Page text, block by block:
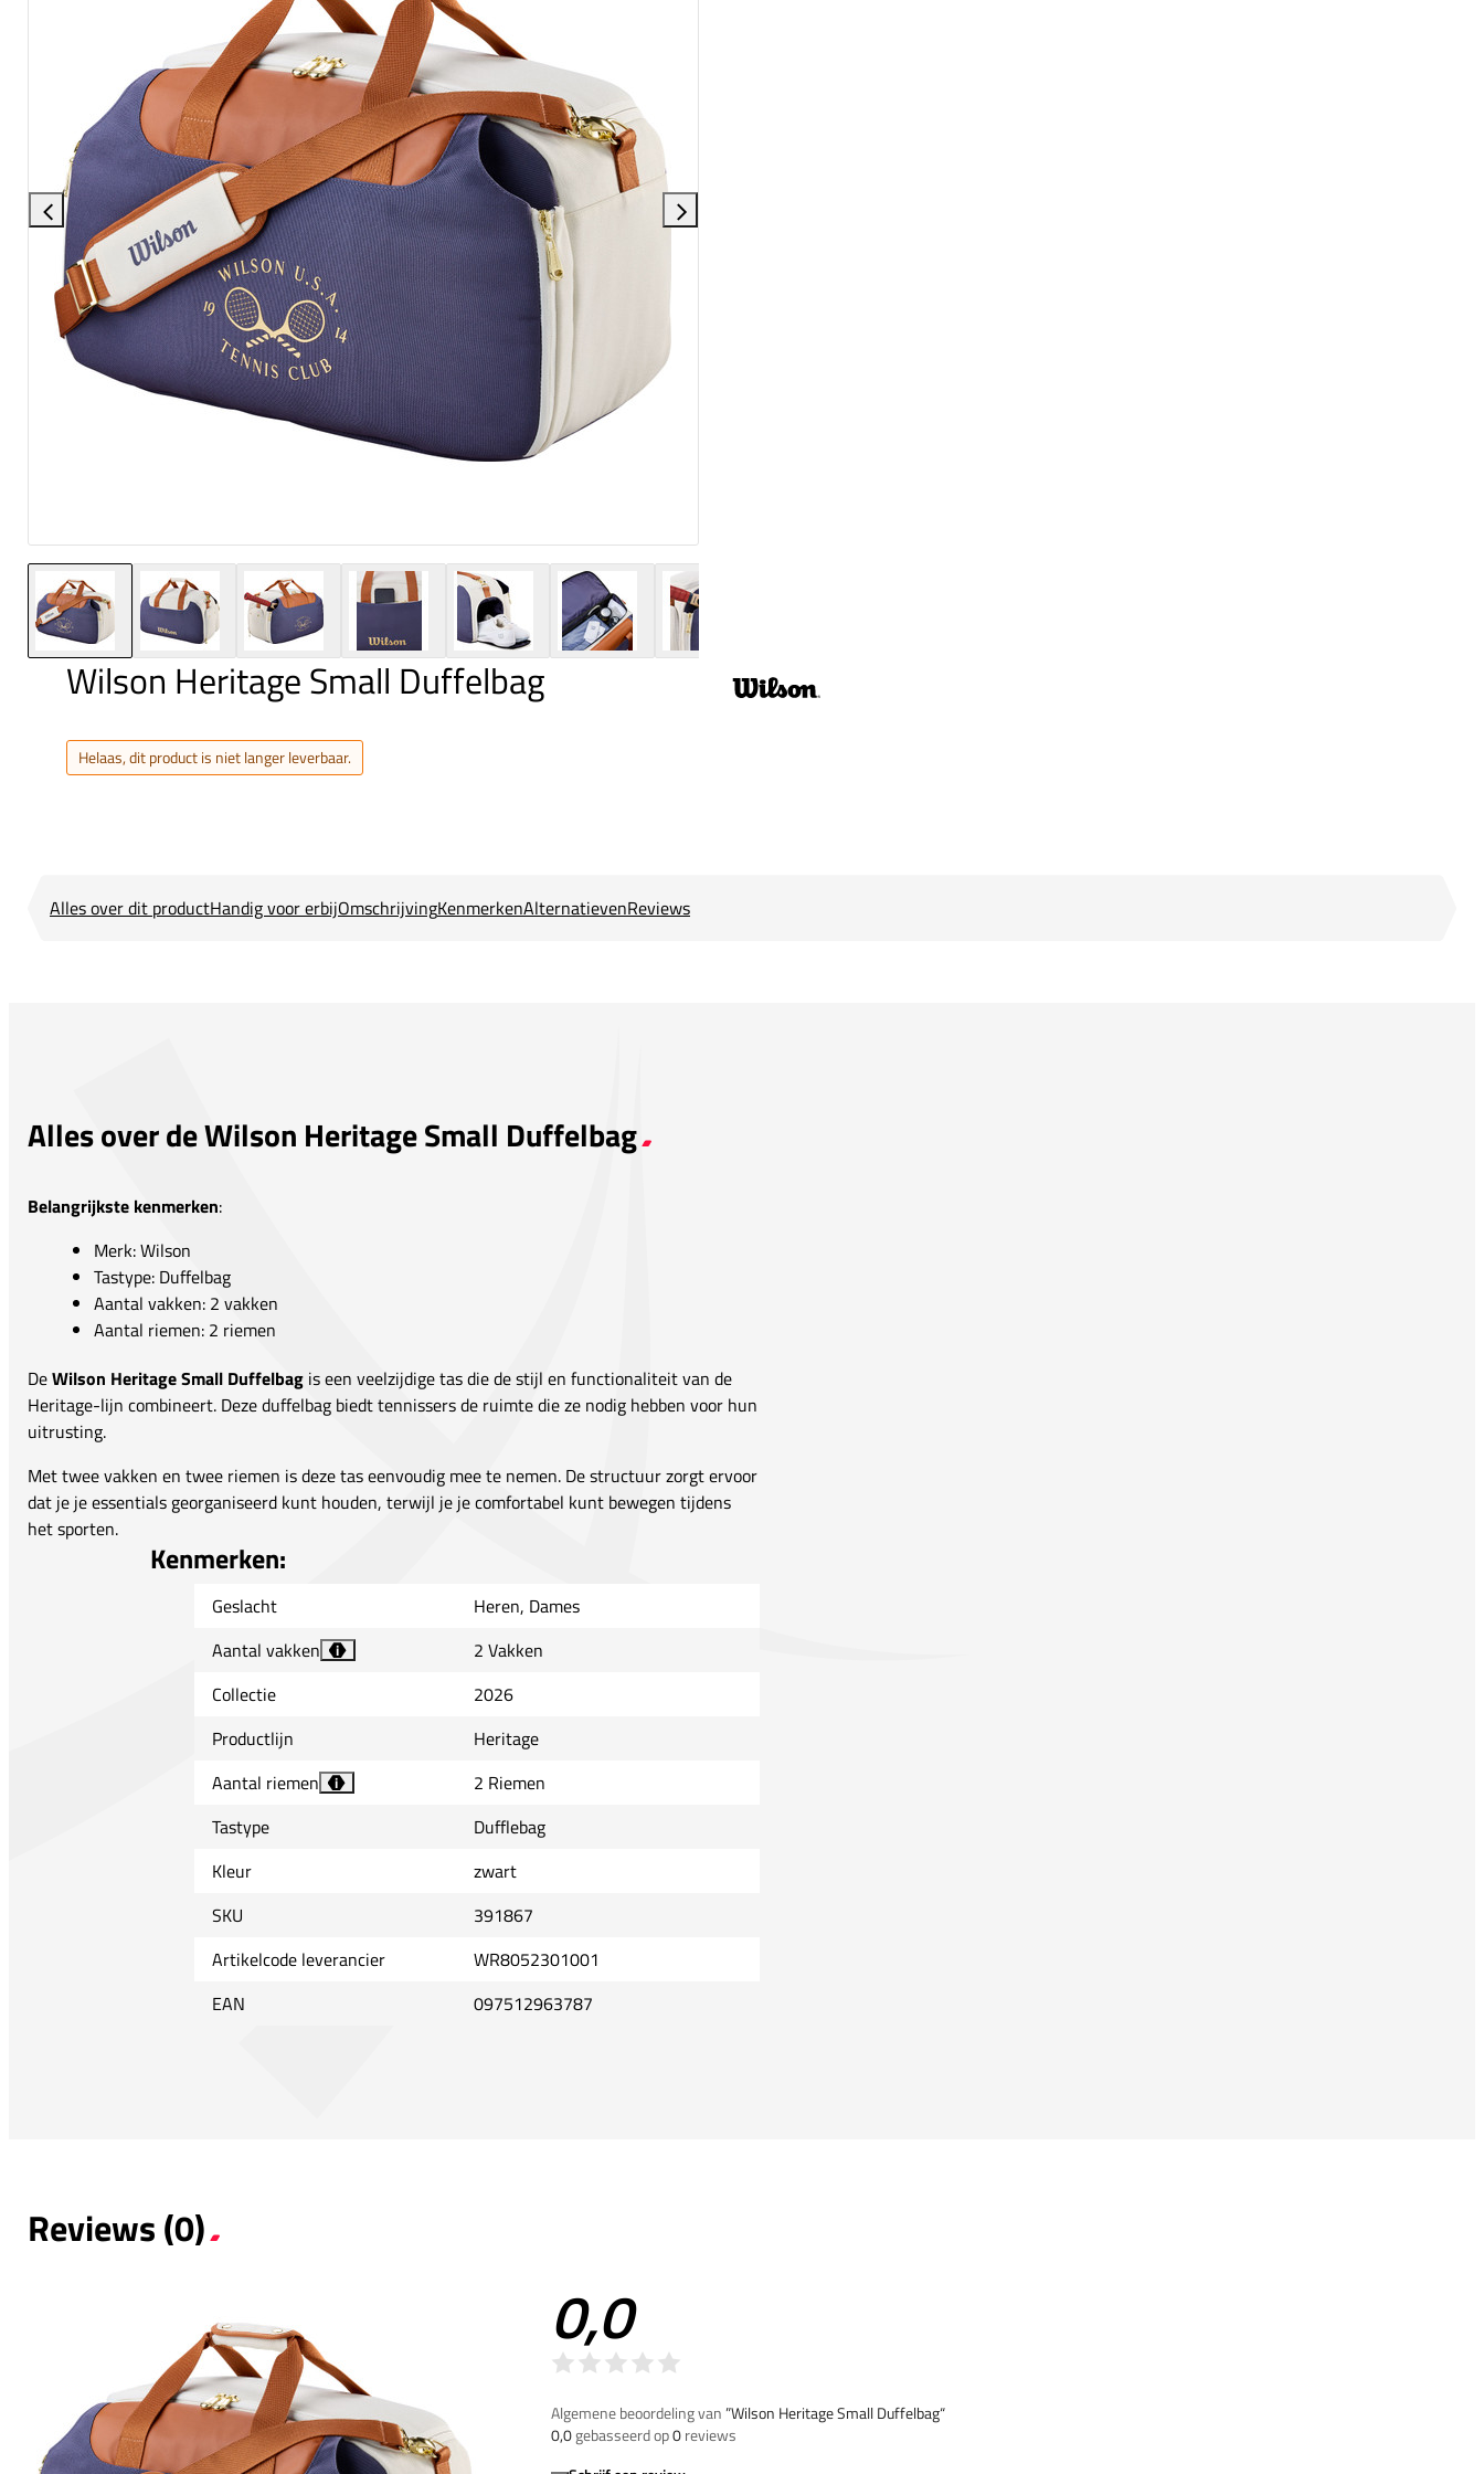
Wilson Heritage Small Duffelbag
Helaas, dit product is niet langer leverbaar.
Alles over dit productHandig voor erbijOmschrijvingKenmerkenAlternatievenReviews
Alles over de Wilson Heritage Small Duffelbag
Belangrijkste kenmerken:
Merk: Wilson
Tastype: Duffelbag
Aantal vakken: 2 vakken
Aantal riemen: 2 riemen
DeWilson Heritage Small Duffelbag is een veelzijdige tas die de stijl en functionaliteit van de
Heritage-lijn combineert. Deze duffelbag biedt tennissers de ruimte die ze nodig hebben voor hun
uitrusting.
Met twee vakken en twee riemen is deze tas eenvoudig mee te nemen. De structuur zorgt ervoor
dat je je essentials georganiseerd kunt houden, terwijl je je comfortabel kunt bewegen tijdens
het sporten.
Kenmerken:
Geslacht
Heren, Dames
Aantal vakken
i
2 Vakken
Collectie
2026
Productlijn
Heritage
Aantal riemen
i
2 Riemen
Tastype
Dufflebag
Kleur
zwart
SKU
391867
Artikelcode leverancier
WR8052301001
EAN
097512963787
Reviews (0)
0,0
Algemene beoordeling van”Wilson Heritage Small Duffelbag“
0,0gebasseerd op0reviews